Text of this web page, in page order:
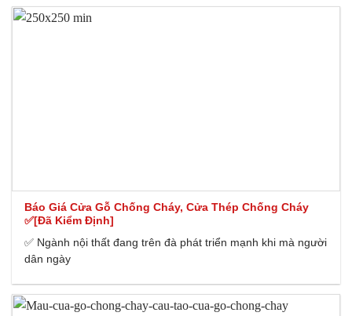
Báo Giá Cửa Gỗ Chống Cháy, Cửa Thép Chống Cháy
✅[Đã Kiểm Định]
✅ Ngành nội thất đang trên đà phát triển mạnh khi mà người
dân ngày